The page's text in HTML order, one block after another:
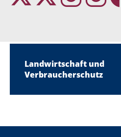
Landwirtschaft und
Verbraucherschutz